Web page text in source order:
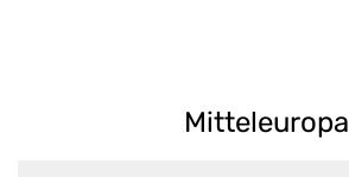
Mitteleuropa